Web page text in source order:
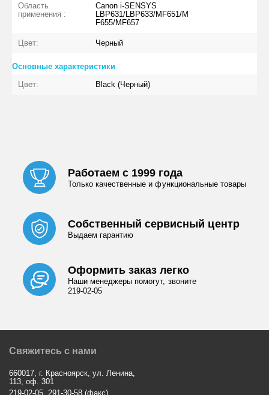
Область
применения :
Canon i-SENSYS
LBP631/LBP633/MF651/M
F655/MF657
Цвет: Черный
Основные характеристики
Цвет:
Black (Черный)
Работаем с 1999 года
Только качественные и функциональные товары
Собственный сервисный центр
Выдаем гарантию
Оформить заказ легко
Наши менеджеры помогут, звоните
219-02-05
Свяжитесь с нами
660017, г. Красноярск, ул. Ленина,
113, оф. 301
219-02-05, 291-30-58 (факс)